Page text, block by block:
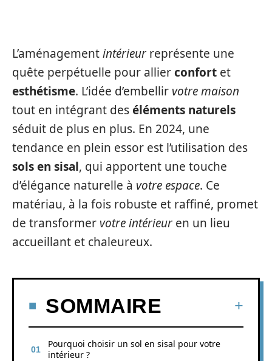
L’aménagementintérieur représente une
quête perpétuelle pour allierconfort et
esthétisme. L’idée d’embellir votre maison
tout en intégrant deséléments naturels
séduit de plus en plus. En 2024, une
tendance en plein essor est l’utilisation des
sols en sisal, qui apportent une touche
d’élégance naturelle à votre espace. Ce
matériau, à la fois robuste et raffiné, promet
de transformer votre intérieur en un lieu
accueillant et chaleureux.
SOMMAIRE
Pourquoi choisir un sol en sisal pour votre
intérieur ?